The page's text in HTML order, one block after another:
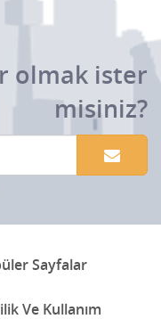
olmak ister
misiniz?
Sayfalar
Ve Kullanım